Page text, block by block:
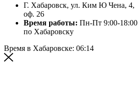
Г. Хабаровск, ул. Ким Ю Чена, 4,
оф. 26
Время работы: Пн-Пт 9:00-18:00
по Хабаровску
Время в Хабаровске: 06:14